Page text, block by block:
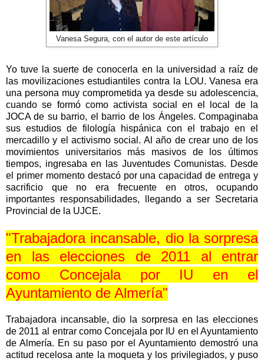
Vanesa Segura, con el autor de este artículo
Yo tuve la suerte de conocerla en la universidad a raíz de
las movilizaciones estudiantiles contra la LOU. Vanesa era
una persona muy comprometida ya desde su adolescencia,
cuando se formó como activista social en el local de la
JOCA de su barrio, el barrio de los Ángeles. Compaginaba
sus estudios de filología hispánica con el trabajo en el
mercadillo y el activismo social. Al año de crear uno de los
movimientos universitarios más masivos de los últimos
tiempos, ingresaba en las Juventudes Comunistas. Desde
el primer momento destacó por una capacidad de entrega y
sacrificio que no era frecuente en otros, ocupando
importantes responsabilidades, llegando a ser Secretaria
Provincial de la UJCE.
"Trabajadora incansable, dio la sorpresa
en las elecciones de 2011 al entrar
como Concejala por IU en el
Ayuntamiento de Almería"
Trabajadora incansable, dio la sorpresa en las elecciones
de 2011 al entrar como Concejala por IU en el Ayuntamiento
de Almería. En su paso por el Ayuntamiento demostró una
actitud recelosa ante la moqueta y los privilegiados, y puso